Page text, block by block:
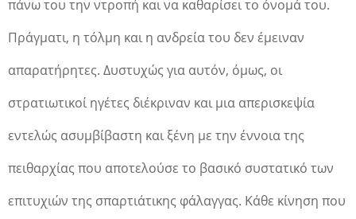
πάνω του την ντροπή και να καθαρίσει το όνομά του.
Πράγματι, η τόλμη και η ανδρεία του δεν έμειναν
απαρατήρητες. Δυστυχώς για αυτόν, όμως, οι
στρατιωτικοί ηγέτες διέκριναν και μια απερισκεψία
εντελώς ασυμβίβαστη και ξένη με την έννοια της
πειθαρχίας που αποτελούσε το βασικό συστατικό των
επιτυχιών της σπαρτιάτικης φάλαγγας. Κάθε κίνηση που